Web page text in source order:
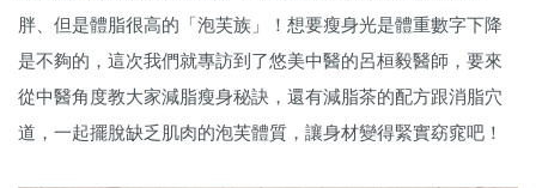
胖、但是體脂很高的「泡芙族」！想要瘦身光是體重數字下降
是不夠的，這次我們就專訪到了悠美中醫的呂桓毅醫師，要來
從中醫角度教大家減脂瘦身秘訣，還有減脂茶的配方跟消脂穴
道，一起擺脫缺乏肌肉的泡芙體質，讓身材變得緊實窈窕吧！